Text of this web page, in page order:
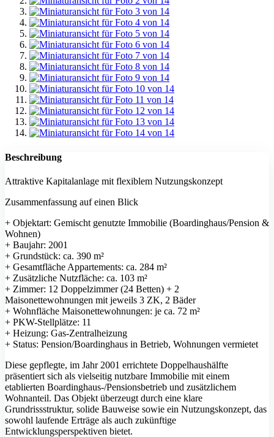
Beschreibung
Attraktive Kapitalanlage mit flexiblem Nutzungskonzept
Zusammenfassung auf einen Blick
+ Objektart: Gemischt genutzte Immobilie (Boardinghaus/Pension &
Wohnen)
+ Baujahr: 2001
+ Grundstück: ca. 390 m²
+ Gesamtfläche Appartements: ca. 284 m²
+ Zusätzliche Nutzfläche: ca. 103 m²
+ Zimmer: 12 Doppelzimmer (24 Betten) + 2
Maisonettewohnungen mit jeweils 3 ZK, 2 Bäder
+ Wohnfläche Maisonettewohnungen: je ca. 72 m²
+ PKW-Stellplätze: 11
+ Heizung: Gas-Zentralheizung
+ Status: Pension/Boardinghaus in Betrieb, Wohnungen vermietet
Diese gepflegte, im Jahr 2001 errichtete Doppelhaushälfte
präsentiert sich als vielseitig nutzbare Immobilie mit einem
etablierten Boardinghaus-/Pensionsbetrieb und zusätzlichem
Wohnanteil. Das Objekt überzeugt durch eine klare
Grundrissstruktur, solide Bauweise sowie ein Nutzungskonzept, das
sowohl laufende Erträge als auch zukünftige
Entwicklungsperspektiven bietet.